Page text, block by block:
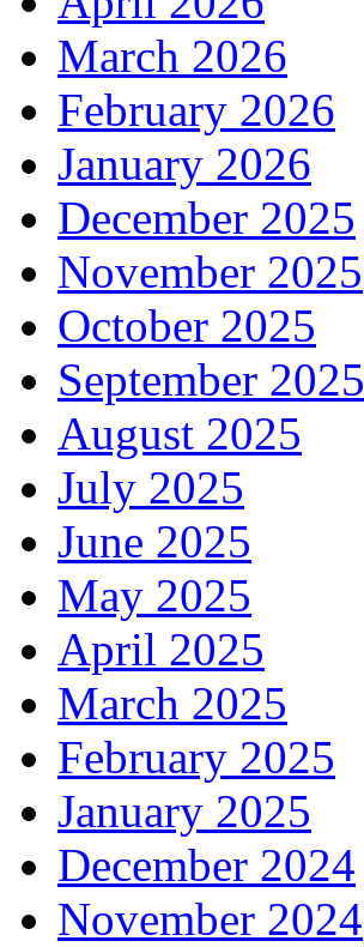
March 2026
February 2026
January 2026
December 2025
November 2025
October 2025
September 2025
August 2025
July 2025
June 2025
May 2025
April 2025
March 2025
February 2025
January 2025
December 2024
November 2024